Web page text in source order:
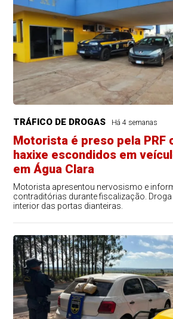
TRÁFICO DE DROGAS Há 4 semanas
Motorista é preso pela PRF
haxixe escondidos em
em Água Clara
Motorista apresentou nervosismo e
contraditórias durante fiscalização.
interior das portas dianteiras.